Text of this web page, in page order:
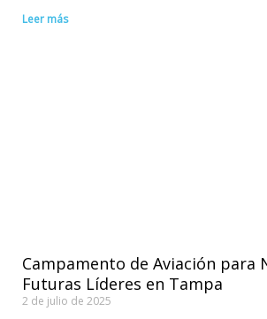
Leer más
Campamento de Aviación para
Futuras Líderes en Tampa
2 de julio de 2025